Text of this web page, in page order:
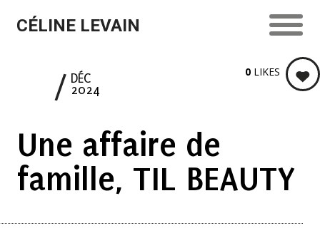
CÉLINE LEVAIN
DÉC
2024
Une affaire de
famille, TIL BEAUTY
0 LIKES